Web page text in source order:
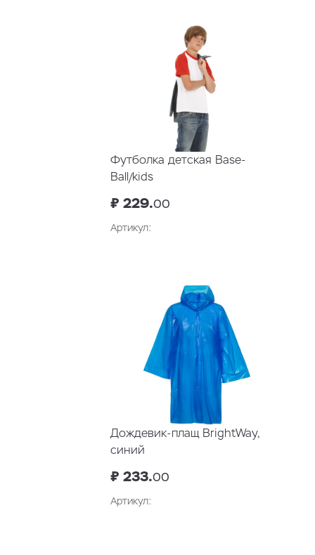
Футболка детская Base-
Ball/kids
₽ 229.00
Артикул:
Дождевик-плащ BrightWay,
синий
₽ 233.00
Артикул: